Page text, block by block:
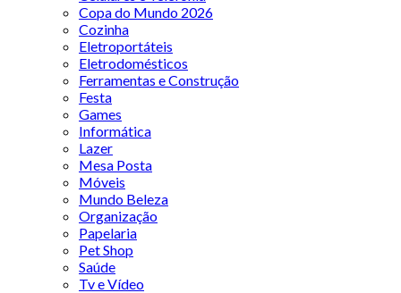
Copa do Mundo 2026
Cozinha
Eletroportáteis
Eletrodomésticos
Ferramentas e Construção
Festa
Games
Informática
Lazer
Mesa Posta
Móveis
Mundo Beleza
Organização
Papelaria
Pet Shop
Saúde
Tv e Vídeo